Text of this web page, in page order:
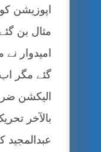
اپوزیشن
مثال بن
امیدوار
گئے مگر
الیکشن
بالآخر